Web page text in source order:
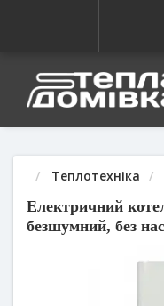
Теплотехніка
Електричний
безшумний, без